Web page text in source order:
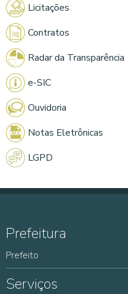
Licitações
Contratos
Radar da Transparência
e-SIC
Ouvidoria
Notas Eletrônicas
LGPD
Prefeitura
Prefeito
Serviços